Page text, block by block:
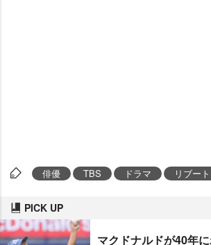
俳優 TBS ドラマ リブート
PICK UP
マクドナルドが40年